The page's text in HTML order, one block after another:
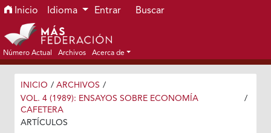
Ir al menú de navegación principal
Ir al contenido principal
Ir al pie de página del sitio
Inicio Idioma Entrar Buscar
Número Actual Archivos Acerca de
INICIO / ARCHIVOS /
VOL. 4 (1989): ENSAYOS SOBRE ECONOMÍA
CAFETERA
/
ARTÍCULOS